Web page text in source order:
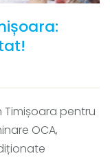
Timișoara pentru
OCA,